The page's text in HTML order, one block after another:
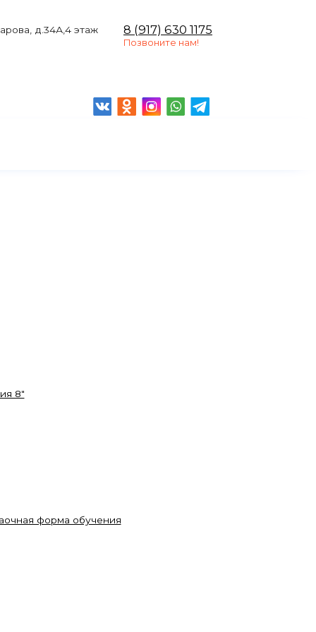
д.34А,4 этаж 8 (917) 630 1175
Позвоните нам!
8"
форма обучения